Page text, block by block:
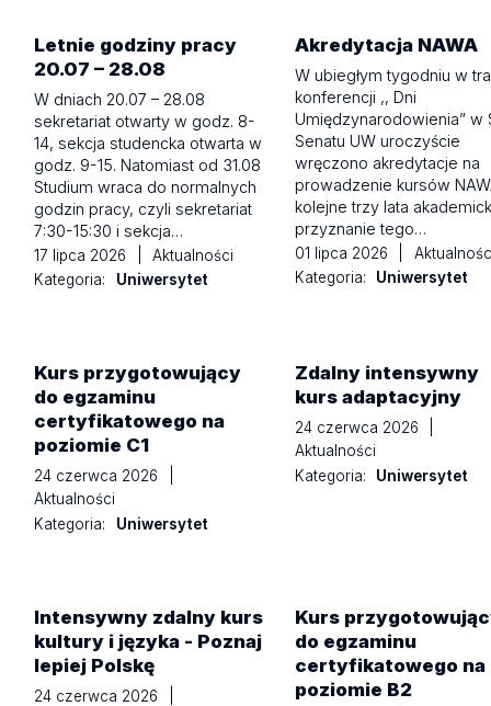
Letnie godziny pracy
20.07 – 28.08
W dniach 20.07 – 28.08
sekretariat otwarty w godz. 8-
14, sekcja studencka otwarta w
godz. 9-15. Natomiast od 31.08
Studium wraca do normalnych
godzin pracy, czyli sekretariat
7:30-15:30 i sekcja…
17 lipca 2026
Aktualności
Kategoria:
Uniwersytet
Akredytacja NAWA
W ubiegłym tygodniu w
konferencji ,, Dni
Umiędzynarodowienia” w
Senatu UW uroczyście
wręczono akredytacje na
prowadzenie kursów
kolejne trzy lata
przyznanie tego…
01 lipca 2026
Kategoria:
Uniwersytet
Kurs przygotowujący
do egzaminu
certyfikatowego na
poziomie C1
24 czerwca 2026
Aktualności
Kategoria:
Uniwersytet
Zdalny intensywny
kurs adaptacyjny
24 czerwca 2026
Aktualności
Kategoria:
Uniwersytet
Intensywny zdalny kurs
kultury i języka - Poznaj
lepiej Polskę
24 czerwca 2026
Kurs
do egzaminu
certyfikatowego na
poziomie B2